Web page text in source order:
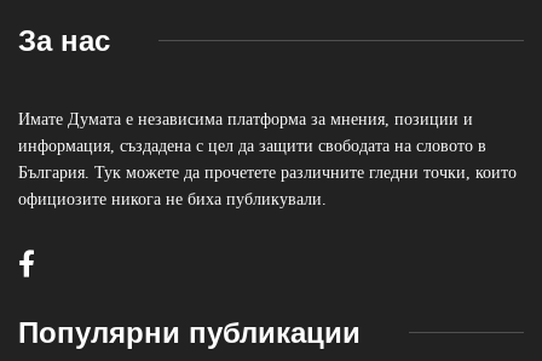
За нас
Имате Думата е независима платформа за мнения, позиции и
информация, създадена с цел да защити свободата на словото в
България. Тук можете да прочетете различните гледни точки, които
официозите никога не биха публикували.
Популярни публикации